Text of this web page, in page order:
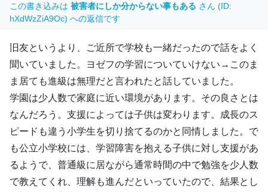
この書き込みは 被害者にしか分からない事もある さん (ID:
hXdWzZiA9Oc) への返信です
旧友というより、ご近所で学校も一緒だったので話をよく
聞いていました。ヨゼフの学習についていけない→このま
ま居ても進級は無理だと言われたと話していました。
学園は少人数で家庭に近い環境があります。その良さとは
なんだろう。支援によっては子供は変わります。成長のス
ピードも違う小学生を切り捨てるのかと同情しました。で
も公立小学校には、学習障害を抱える子供に対し支援があ
るようで、普通級に居ながら通常時間の中で勉強を少人数
で教えてくれ、理解も進んだといっていたので、結果とし